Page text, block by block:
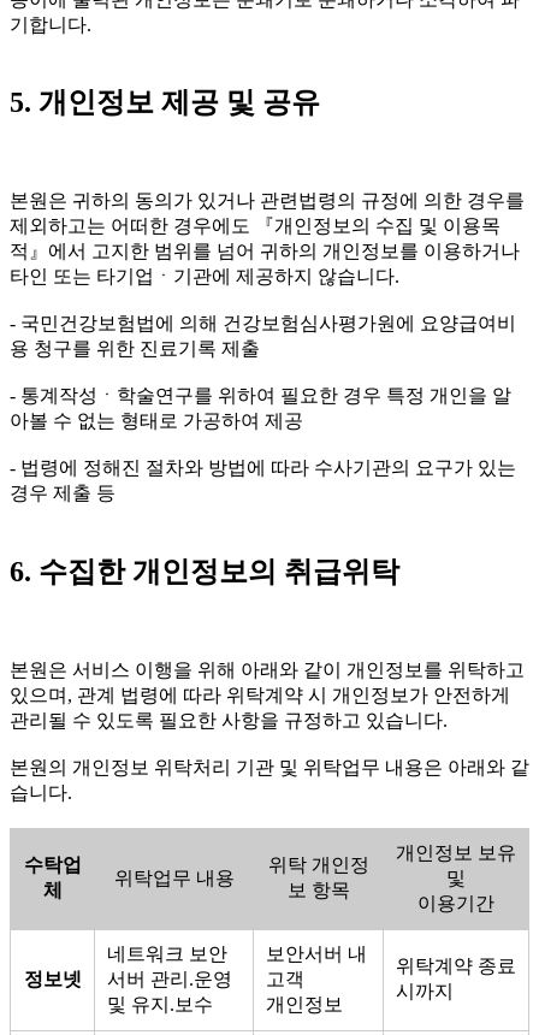
기합니다.
5. 개인정보 제공 및 공유
본원은 귀하의 동의가 있거나 관련법령의 규정에 의한 경우를
제외하고는 어떠한 경우에도 『개인정보의 수집 및 이용목
적』에서 고지한 범위를 넘어 귀하의 개인정보를 이용하거나
타인 또는 타기업ㆍ기관에 제공하지 않습니다.
- 국민건강보험법에 의해 건강보험심사평가원에 요양급여비
용 청구를 위한 진료기록 제출
- 통계작성ㆍ학술연구를 위하여 필요한 경우 특정 개인을 알
아볼 수 없는 형태로 가공하여 제공
- 법령에 정해진 절차와 방법에 따라 수사기관의 요구가 있는
경우 제출 등
6. 수집한 개인정보의 취급위탁
본원은 서비스 이행을 위해 아래와 같이 개인정보를 위탁하고
있으며, 관계 법령에 따라 위탁계약 시 개인정보가 안전하게
관리될 수 있도록 필요한 사항을 규정하고 있습니다.
본원의 개인정보 위탁처리 기관 및 위탁업무 내용은 아래와 같
습니다.
수탁업
체
위탁업무 내용
위탁 개인정
보 항목
개인정보 보유
및
이용기간
정보넷
네트워크 보안
서버 관리.운영
및 유지.보수
보안서버 내
고객
개인정보
위탁계약 종료
시까지